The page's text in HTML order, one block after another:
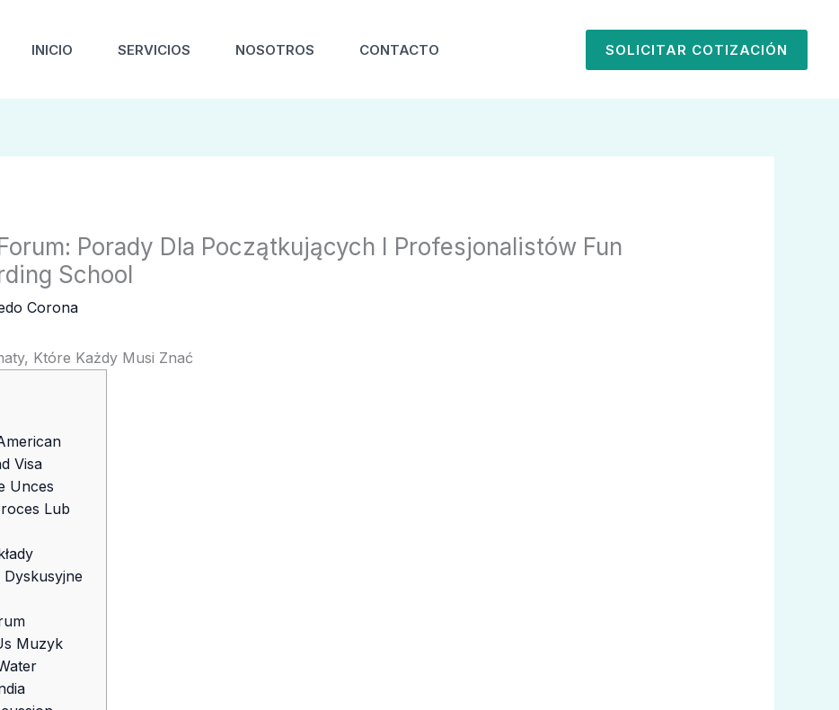
INICIO SERVICIOS NOSOTROS CONTACTO SOLICITAR COTIZACIÓN
Porady Dla Początkujących I Profesjonalistów Fun
School
Corona
Które Każdy Musi Znać
Visa
Unces
Lub
Muzyk